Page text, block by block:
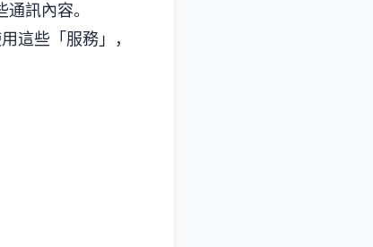
訊內容。
這些「服務」，